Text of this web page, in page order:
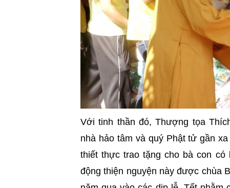
Với tinh thần đó, Thượng tọa
nhà hảo tâm và quý Phật tử gần
thiết thực trao tặng cho bà con
động thiện nguyện này được chùa